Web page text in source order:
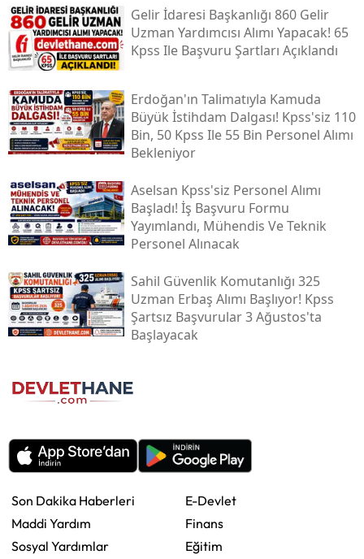
Gelir İdaresi Başkanlığı 860 Gelir
Uzman Yardımcısı Alımı Yapacak! 65
Kpss Ile Başvuru Şartları Açıklandı
Erdoğan'ın Talimatıyla Kamuda
Büyük İstihdam Dalgası! Kpss'siz 110
Bin, 50 Kpss Ile 55 Bin Personel Alımı
Bekleniyor
Aselsan Kpss'siz Personel Alımı
Başladı! İş Başvuru Formu
Yayımlandı, Mühendis Ve Teknik
Personel Alınacak
Sahil Güvenlik Komutanlığı 325
Uzman Erbaş Alımı Başlıyor! Kpss
Şartsız Başvurular 3 Ağustos'ta
Başlayacak
Son Dakika Haberleri
Maddi Yardım
Sosyal Yardımlar
E-Devlet
Finans
Eğitim